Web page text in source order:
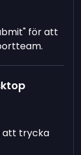
för att
att trycka